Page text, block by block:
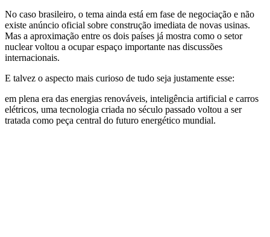
No caso brasileiro, o tema ainda está em fase de negociação e não
existe anúncio oficial sobre construção imediata de novas usinas.
Mas a aproximação entre os dois países já mostra como o setor
nuclear voltou a ocupar espaço importante nas discussões
internacionais.
E talvez o aspecto mais curioso de tudo seja justamente esse:
em plena era das energias renováveis, inteligência artificial e carros
elétricos, uma tecnologia criada no século passado voltou a ser
tratada como peça central do futuro energético mundial.